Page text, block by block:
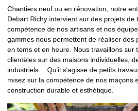
Chantiers neuf ou en rénovation, notre
Debart Richy intervient sur des projets de
compétence de nos artisans et nos
gammes nous permettent de réaliser des
en tems et en heure. Nous travaillons sur
clientèles sur des maisons individuelles,
industriels… Qu’il s’agisse de petits
misez sur la compétence de nos maçons
construction durable et esthétique.